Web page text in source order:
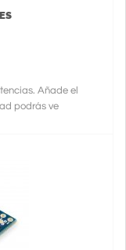
Añade el
podrás ve